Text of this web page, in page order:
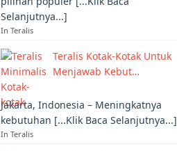
Selanjutnya...]
In Teralis
Teralis Kotak-Kotak Untuk
Menjawab Kebut…
Jakarta, Indonesia – Meningkatnya
kebutuhan [...Klik Baca Selanjutnya...]
In Teralis